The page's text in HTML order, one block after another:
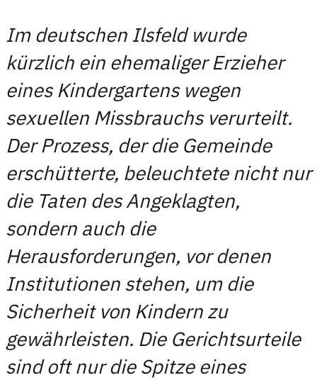
Im deutschen Ilsfeld wurde
kürzlich ein ehemaliger Erzieher
eines Kindergartens wegen
sexuellen Missbrauchs verurteilt.
Der Prozess, der die Gemeinde
erschütterte, beleuchtete nicht nur
die Taten des Angeklagten,
sondern auch die
Herausforderungen, vor denen
Institutionen stehen, um die
Sicherheit von Kindern zu
gewährleisten. Die Gerichtsurteile
sind oft nur die Spitze eines